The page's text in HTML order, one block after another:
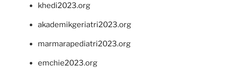
khedi2023.org
akademikgeriatri2023.org
marmarapediatri2023.org
emchie2023.org